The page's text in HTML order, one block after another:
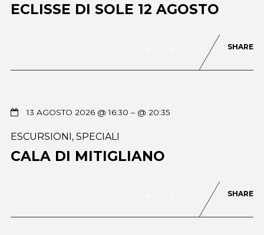
ECLISSE DI SOLE 12 AGOSTO
SHARE
13 AGOSTO 2026 @ 16:30 – @ 20:35
ESCURSIONI , SPECIALI
CALA DI MITIGLIANO
SHARE